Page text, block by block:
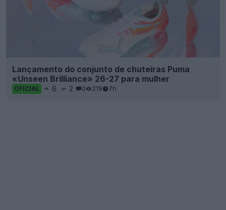
Lançamento do conjunto de chuteiras Puma
«Unseen Brilliance» 26-27 para mulher
OFICIAL 6 2 0 219 7h